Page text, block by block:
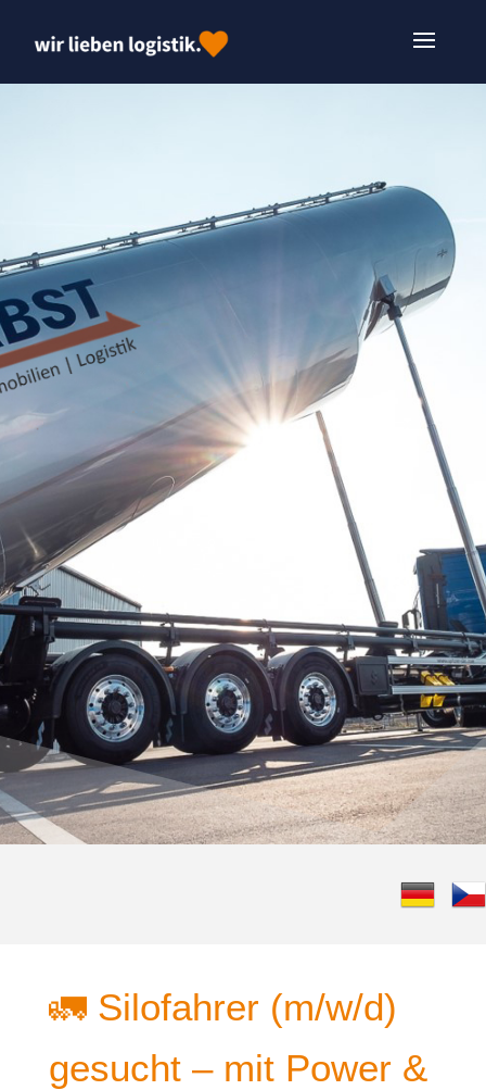
🚛 Silofahrer (m/w/d)
gesucht – mit Power &